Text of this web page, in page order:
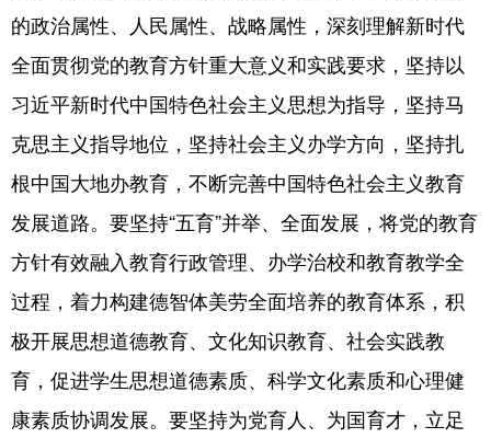
的政治属性、人民属性、战略属性，深刻理解新时代
全面贯彻党的教育方针重大意义和实践要求，坚持以
习近平新时代中国特色社会主义思想为指导，坚持马
克思主义指导地位，坚持社会主义办学方向，坚持扎
根中国大地办教育，不断完善中国特色社会主义教育
发展道路。要坚持“五育”并举、全面发展，将党的教育
方针有效融入教育行政管理、办学治校和教育教学全
过程，着力构建德智体美劳全面培养的教育体系，积
极开展思想道德教育、文化知识教育、社会实践教
育，促进学生思想道德素质、科学文化素质和心理健
康素质协调发展。要坚持为党育人、为国育才，立足